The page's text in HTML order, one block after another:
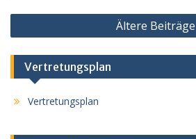
Beitragsnavigation
Ältere Beiträge
Vertretungsplan
Vertretungsplan